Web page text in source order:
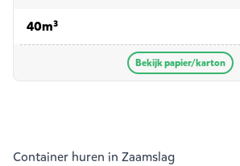
40m³voor papier/karton
Bekijk papier/karton
Container huren in Zaamslag